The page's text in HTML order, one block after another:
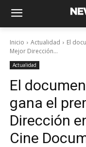
Inicio Actualidad
El
Mejor Dirección...
Actualidad
El
gana el
Dirección
Cine